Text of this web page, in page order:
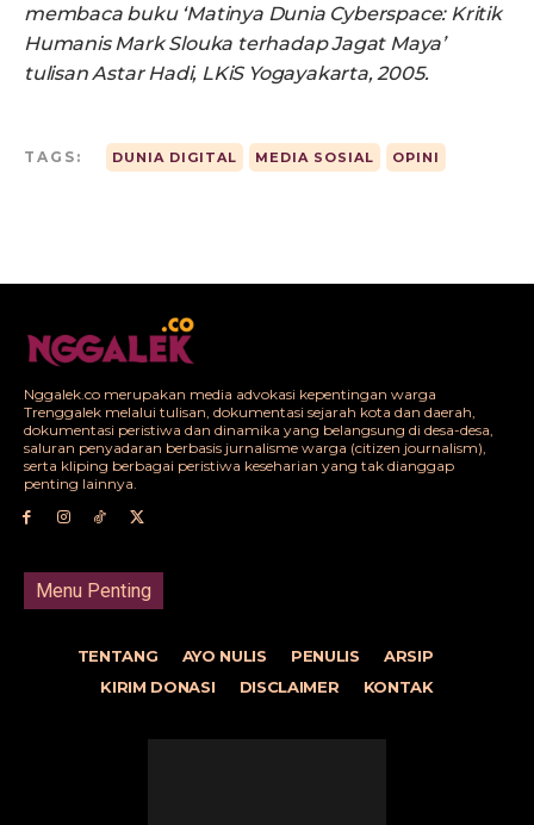
membaca buku ‘Matinya Dunia Cyberspace: Kritik
Humanis Mark Slouka terhadap Jagat Maya’
tulisan Astar Hadi, LKiS Yogayakarta, 2005.
TAGS: DUNIA DIGITAL MEDIA SOSIAL OPINI
Nggalek.co merupakan media advokasi kepentingan warga
Trenggalek melalui tulisan, dokumentasi sejarah kota dan daerah,
dokumentasi peristiwa dan dinamika yang belangsung di desa-desa,
saluran penyadaran berbasis jurnalisme warga (citizen journalism),
serta kliping berbagai peristiwa keseharian yang tak dianggap
penting lainnya.
Menu Penting
TENTANG AYO NULIS PENULIS
ARSIP
KIRIM DONASI
DISCLAIMER KONTAK